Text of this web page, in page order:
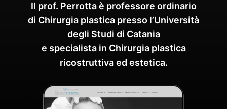
Il prof. Perrotta è professore ordinario
di Chirurgia plastica presso l’Università
degli Studi di Catania
e specialista in Chirurgia plastica
ricostruttiva ed estetica.